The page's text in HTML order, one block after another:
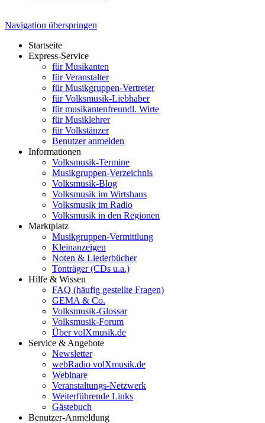
Navigation überspringen
Startseite
Express-Service
für Musikanten
für Veranstalter
für Musikgruppen-Vertreter
für Volksmusik-Liebhaber
für musikantenfreundl. Wirte
für Musiklehrer
für Volkstänzer
Benutzer anmelden
Informationen
Volksmusik-Termine
Musikgruppen-Verzeichnis
Volksmusik-Blog
Volksmusik im Wirtshaus
Volksmusik im Radio
Volksmusik in den Regionen
Marktplatz
Musikgruppen-Vermittlung
Kleinanzeigen
Noten & Liederbücher
Tonträger (CDs u.a.)
Hilfe & Wissen
FAQ (häufig gestellte Fragen)
GEMA & Co.
Volksmusik-Glossar
Volksmusik-Forum
Über volXmusik.de
Service & Angebote
Newsletter
webRadio volXmusik.de
Webinare
Veranstaltungs-Netzwerk
Weiterführende Links
Gästebuch
Benutzer-Anmeldung